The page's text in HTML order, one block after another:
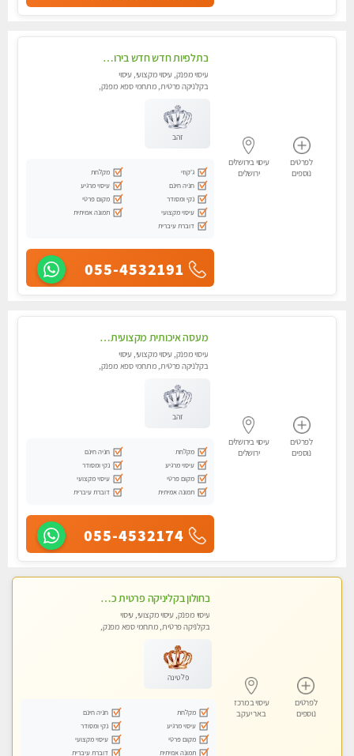
לפרטים
נוספים
עיסוי בירושלים
ירושלים
בתלפיות חדש חדש בירושלים- לעיסוי מפנק הכולל עיסוי טנטרי על כורסאות טנטרה ועיסוי בג'קוזי .
עיסוי מפנק, עיסוי מקצועי, עיסוי
בקלניקה פרטית, מתחמי ספא מפנק,
זהב
ג'קוזי
מקלחת
חניה חינם
עיסוי מרגיע
נקי ומסודר
מקום פרטי
עיסוי מקצועי
תמונה אמיתית
דוברת עיברית
055-4532191
לפרטים
נוספים
עיסוי בירושלים
ירושלים
מעסה איכותית מקצועית ומפנקת בירושלים .מומלץ!!
עיסוי מפנק, עיסוי מקצועי, עיסוי
בקלניקה פרטית, מתחמי ספא מפנק,
זהב
מקלחת
חניה חינם
עיסוי מרגיע
נקי ומסודר
מקום פרטי
עיסוי מקצועי
תמונה אמיתית
דוברת עיברית
055-4532174
לפרטים
נוספים
עיסוי במרכז
באר יעקב
בחולון בקליניקה פרטית כל סוגי העיסויים מעסה מקצועית ואיכותית פרטי!!
עיסוי מפנק, עיסוי מקצועי, עיסוי
בקלניקה פרטית, מתחמי ספא מפנק,
פלטינה
מקלחת
חניה חינם
עיסוי מרגיע
נקי ומסודר
מקום פרטי
עיסוי מקצועי
תמונה אמיתית
דוברת עיברית